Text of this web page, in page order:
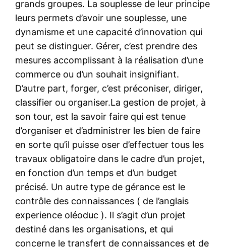
grands groupes. La souplesse de leur principe
leurs permets d’avoir une souplesse, une
dynamisme et une capacité d’innovation qui
peut se distinguer. Gérer, c’est prendre des
mesures accomplissant à la réalisation d’une
commerce ou d’un souhait insignifiant.
D’autre part, forger, c’est préconiser, diriger,
classifier ou organiser.La gestion de projet, à
son tour, est la savoir faire qui est tenue
d’organiser et d’administrer les bien de faire
en sorte qu’il puisse oser d’effectuer tous les
travaux obligatoire dans le cadre d’un projet,
en fonction d’un temps et d’un budget
précisé. Un autre type de gérance est le
contrôle des connaissances ( de l’anglais
experience oléoduc ). Il s’agit d’un projet
destiné dans les organisations, et qui
concerne le transfert de connaissances et de